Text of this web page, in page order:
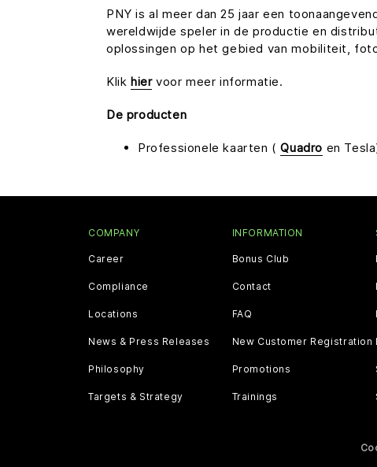
PNY is al meer dan 25 jaar een
wereldwijde speler in de productie en
oplossingen op het gebied van mobiliteit,
Klik hiervoor meer informatie.
De producten
Professionele kaarten (Quadro en
COMPANY
Career
Compliance
Locations
News & Press Releases
Philosophy
Targets & Strategy
INFORMATION
Bonus Club
Contact
FAQ
New Customer Registration
Promotions
Trainings